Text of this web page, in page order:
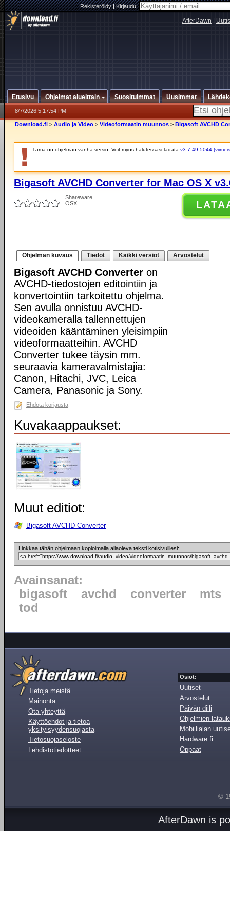
Rekisteröidy|Kirjaudu:
AfterDawn
Etusivu Ohjelmat alueittain Suosituimmat Uusimmat
8/7/2026 5:17:54 PM
Download.fi > Audio ja Video > Videoformaatin muunnos > Bigasoft AVCHD
Tämä on ohjelman vanha versio. Voit myös halutessasi ladata v3.7.49.5044
Bigasoft AVCHD Converter for Mac OS X
Shareware
OSX
Ohjelman kuvaus Tiedot Kaikki versiot Arvostelut
Bigasoft AVCHD Converter on
AVCHD-tiedostojen editointiin ja
konvertointiin tarkoitettu ohjelma.
Sen avulla onnistuu AVCHD-
videokameralla tallennettujen
videoiden kääntäminen yleisimpiin
videoformaatteihin. AVCHD
Converter tukee täysin mm.
seuraavia kameravalmistajia:
Canon, Hitachi, JVC, Leica
Camera, Panasonic ja Sony.
Ehdota korjausta
Kuvakaappaukset:
Muut editiot:
Bigasoft AVCHD Converter
Linkkaa tähän ohjelmaan kopioimalla allaoleva teksti kotisivuillesi:
Avainsanat:
bigasoft
avchd converter
mts
tod
Tietoja meistä
Mainonta
Ota yhteyttä
Käyttöehdot ja tietoa
yksityisyydensuojasta
Tietosuojaseloste
Lehdistötiedotteet
Osiot:
Uutiset
Arvostelut
Päivän diili
Ohjelmien
Mobiilialan
Hardware.fi
Oppaat
©
AfterDawn is